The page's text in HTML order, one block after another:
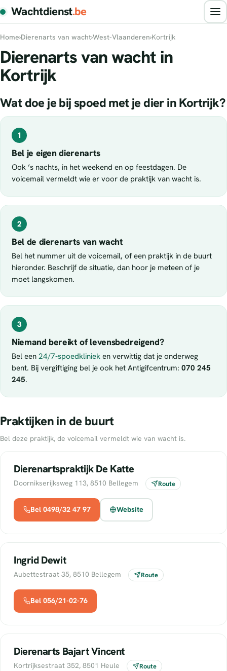
Wachtdienst.be
Home›Dierenarts van wacht›West-Vlaanderen›Kortrijk
Dierenarts van wacht in
Kortrijk
Wat doe je bij spoed met je dier in Kortrijk?
1
Bel je eigen dierenarts
Ook ’s nachts, in het weekend en op feestdagen. De
voicemail vermeldt wie er voor de praktijk van wacht is.
2
Bel de dierenarts van wacht
Bel het nummer uit de voicemail, of een praktijk in de buurt
hieronder. Beschrijf de situatie, dan hoor je meteen of je
moet langskomen.
3
Niemand bereikt of levensbedreigend?
Bel een 24/7-spoedkliniek en verwittig dat je onderweg
bent. Bij vergiftiging bel je ook het Antigifcentrum: 070 245
245.
Praktijken in de buurt
Bel deze praktijk, de voicemail vermeldt wie van wacht is.
Dierenartspraktijk De Katte
Doornikserijksweg 113, 8510 Bellegem Route
Bel 0498/32 47 97 Website
Ingrid Dewit
Aubettestraat 35, 8510 Bellegem Route
Bel 056/21-02-76
Dierenarts Bajart Vincent
Kortrijksestraat 352, 8501 Heule Route